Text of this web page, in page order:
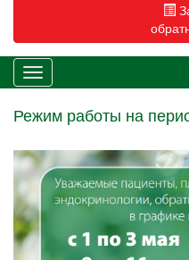
Режим работы на